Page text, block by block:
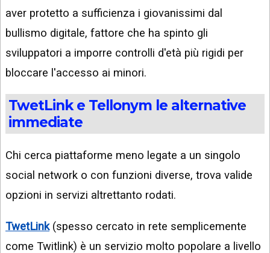
aver protetto a sufficienza i giovanissimi dal
bullismo digitale, fattore che ha spinto gli
sviluppatori a imporre controlli d'età più rigidi per
bloccare l'accesso ai minori.
TwetLink e Tellonym le alternative
immediate
Chi cerca piattaforme meno legate a un singolo
social network o con funzioni diverse, trova valide
opzioni in servizi altrettanto rodati.
TwetLink(spesso cercato in rete semplicemente
come Twitlink) è un servizio molto popolare a livello